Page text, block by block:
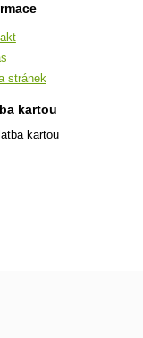
stránek
kartou